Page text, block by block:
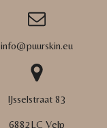
info@puurskin.eu
IJsselstraat 83
6882LC Velp